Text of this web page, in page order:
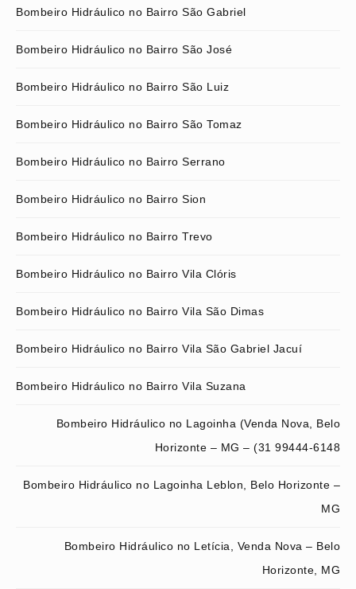
Bombeiro Hidráulico no Bairro São Gabriel
Bombeiro Hidráulico no Bairro São José
Bombeiro Hidráulico no Bairro São Luiz
Bombeiro Hidráulico no Bairro São Tomaz
Bombeiro Hidráulico no Bairro Serrano
Bombeiro Hidráulico no Bairro Sion
Bombeiro Hidráulico no Bairro Trevo
Bombeiro Hidráulico no Bairro Vila Clóris
Bombeiro Hidráulico no Bairro Vila São Dimas
Bombeiro Hidráulico no Bairro Vila São Gabriel Jacuí
Bombeiro Hidráulico no Bairro Vila Suzana
Bombeiro Hidráulico no Lagoinha (Venda Nova, Belo
Horizonte – MG – (31 99444-6148
Bombeiro Hidráulico no Lagoinha Leblon, Belo Horizonte –
MG
Bombeiro Hidráulico no Letícia, Venda Nova – Belo
Horizonte, MG